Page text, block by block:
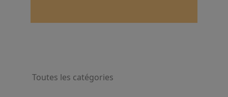
Toutes les catégories